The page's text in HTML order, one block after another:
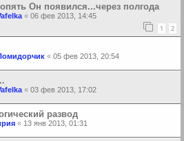
Он появился...через полгода
« 06 фев 2013, 14:45
1 2
« 05 фев 2013, 20:54
« 03 фев 2013, 17:02
развод
« 13 янв 2013, 01:31